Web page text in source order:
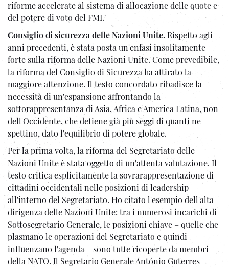
riforme accelerate al sistema di allocazione delle quote e
del potere di voto del FMI."
Consiglio di sicurezza delle Nazioni Unite.Rispetto agli
anni precedenti, è stata posta un'enfasi insolitamente
forte sulla riforma delle Nazioni Unite. Come prevedibile,
la riforma del Consiglio di Sicurezza ha attirato la
maggiore attenzione. Il testo concordato ribadisce la
necessità di un'espansione affrontando la
sottorappresentanza di Asia, Africa e America Latina, non
dell'Occidente, che detiene già più seggi di quanti ne
spettino, dato l'equilibrio di potere globale.
Per la prima volta, la riforma del Segretariato delle
Nazioni Unite è stata oggetto di un'attenta valutazione. Il
testo critica esplicitamente la sovrarappresentazione di
cittadini occidentali nelle posizioni di leadership
all'interno del Segretariato. Ho citato l'esempio dell'alta
dirigenza delle Nazioni Unite: tra i numerosi incarichi di
Sottosegretario Generale, le posizioni chiave – quelle che
plasmano le operazioni del Segretariato e quindi
influenzano l'agenda – sono tutte ricoperte da membri
della NATO. Il Segretario Generale António Guterres